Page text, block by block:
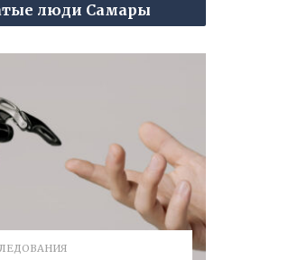
люди Самары